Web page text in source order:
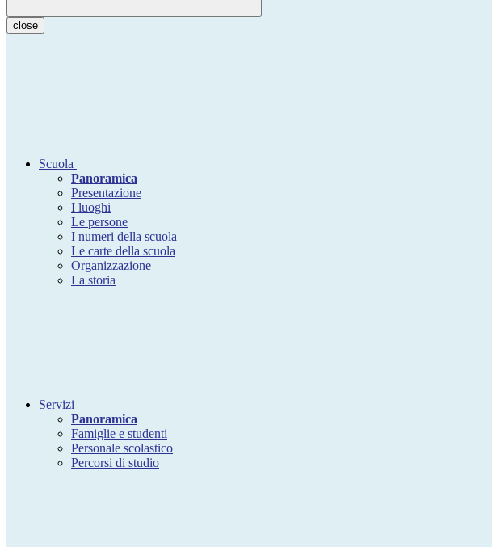
close
Scuola
Panoramica
Presentazione
I luoghi
Le persone
I numeri della scuola
Le carte della scuola
Organizzazione
La storia
Servizi
Panoramica
Famiglie e studenti
Personale scolastico
Percorsi di studio